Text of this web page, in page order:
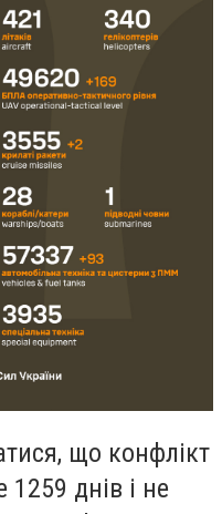
що конфлікт
1259 днів і не